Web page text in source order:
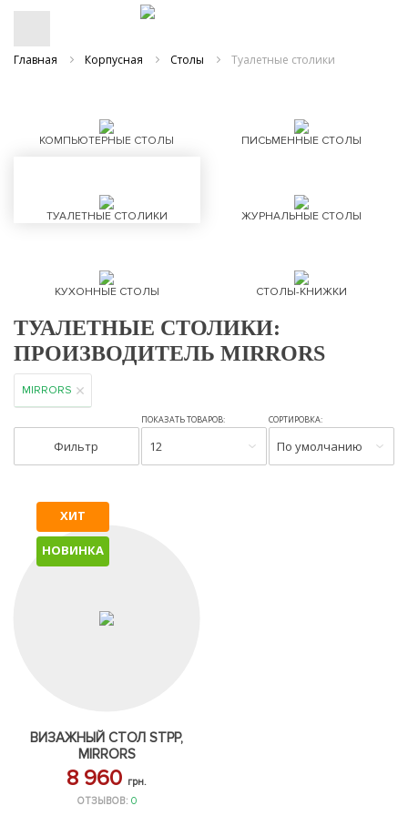
Главная Корпусная Столы Туалетные столики
КОМПЬЮТЕРНЫЕ СТОЛЫ ПИСЬМЕННЫЕ СТОЛЫ
ТУАЛЕТНЫЕ СТОЛИКИ ЖУРНАЛЬНЫЕ СТОЛЫ
КУХОННЫЕ СТОЛЫ СТОЛЫ-КНИЖКИ
ТУАЛЕТНЫЕ СТОЛИКИ:
ПРОИЗВОДИТЕЛЬ MIRRORS
MIRRORS
Фильтр
ПОКАЗАТЬ ТОВАРОВ:
12
СОРТИРОВКА:
По умолчанию
ХИТ
НОВИНКА
ВИЗАЖНЫЙ СТОЛ STPP,
MIRRORS
8 960 грн.
ОТЗЫВОВ: 0